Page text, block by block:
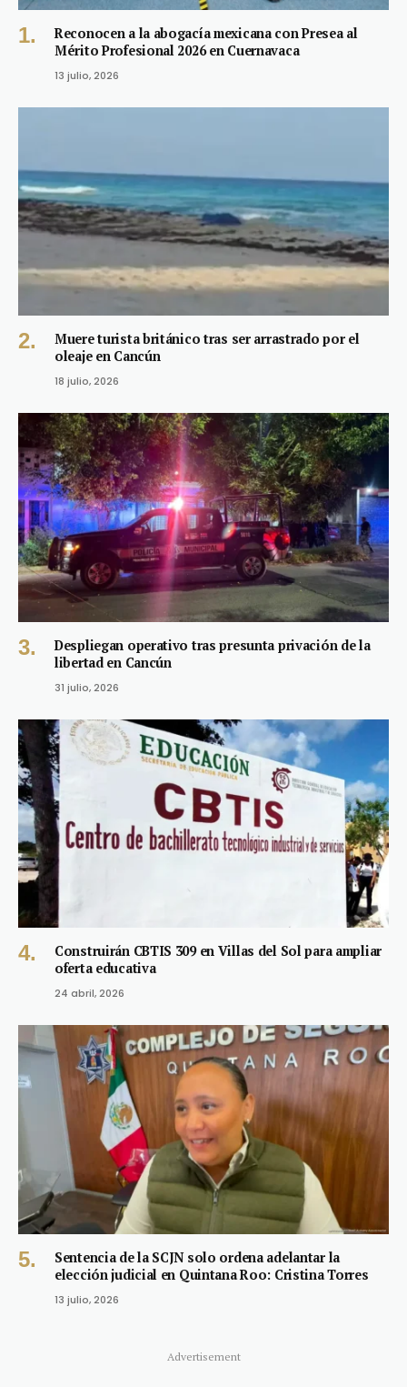
Reconocen a la abogacía mexicana con Presea al
Mérito Profesional 2026 en Cuernavaca
13 julio, 2026
Muere turista británico tras ser arrastrado por el
oleaje en Cancún
18 julio, 2026
Despliegan operativo tras presunta privación de la
libertad en Cancún
31 julio, 2026
Construirán CBTIS 309 en Villas del Sol para ampliar
oferta educativa
24 abril, 2026
Sentencia de la SCJN solo ordena adelantar la
elección judicial en Quintana Roo: Cristina Torres
13 julio, 2026
Advertisement